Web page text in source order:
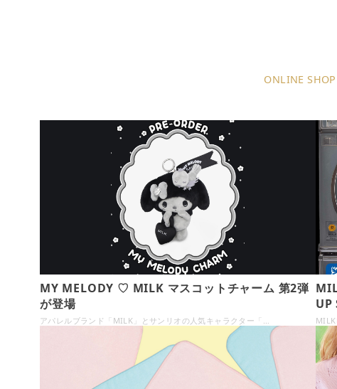
ONLINE SHOP
MY MELODY ♡ MILK マスコットチャーム 第2弾
が登場
アパレルブランド「MILK」とサンリオの人気キャラクター「…
UP